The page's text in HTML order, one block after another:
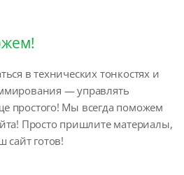
в технических тонкостях и
— управлять
простого! Мы всегда поможем
Просто пришлите материалы,
сайт готов!